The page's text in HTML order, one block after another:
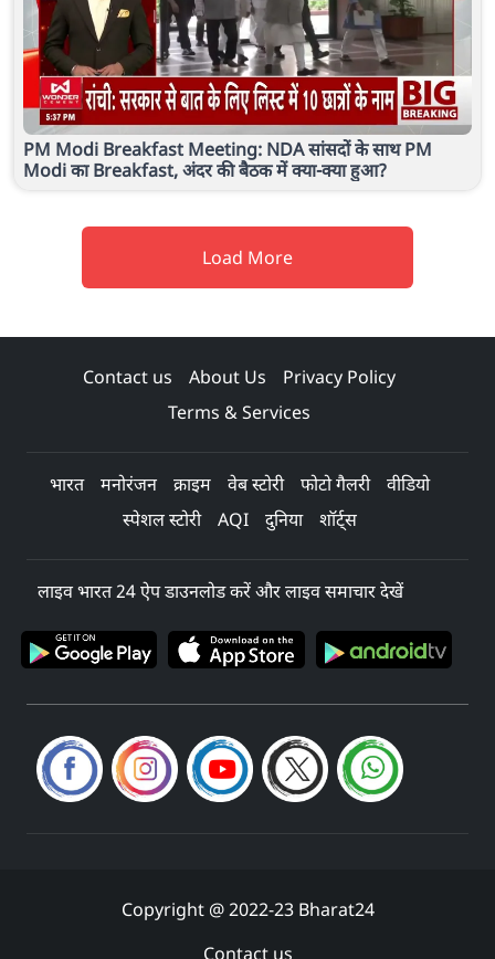
PM Modi Breakfast Meeting: NDA सांसदों के साथ PM
Modi का Breakfast, अंदर की बैठक में क्या-क्या हुआ?
Load More
Contact us About Us
Privacy Policy
Terms & Services
भारत मनोरंजन क्राइम वेब स्टोरी फोटो गैलरी
वीडियो
स्पेशल स्टोरी
AQI दुनिया शॉर्ट्स
लाइव भारत 24 ऐप डाउनलोड करें और लाइव समाचार देखें
Copyright @ 2022-23 Bharat24
Contact us